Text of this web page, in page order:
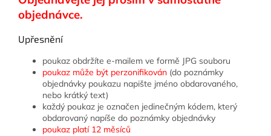
objednávce.
Upřesnění
poukaz obdržíte e-mailem ve formě JPG souboru
poukaz může být perzonifikován (do poznámky
objednávky poukazu napište jméno obdarovaného,
nebo krátký text)
každý poukaz je označen jedinečným kódem, který
obdarovaný napíše do poznámky objednávky
poukaz platí 12 měsíců